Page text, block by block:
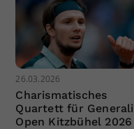
26.03.2026
Charismatisches
Quartett für Generali
Open Kitzbühel 2026